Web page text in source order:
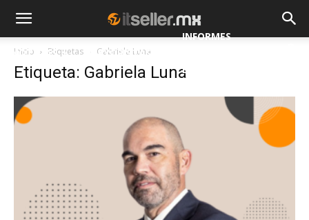
NOTICIAS MAYORISTAS
INFORMES
ESPECIALES
Inicio Etiquetas Gabriela Luna
Etiqueta: Gabriela Luna